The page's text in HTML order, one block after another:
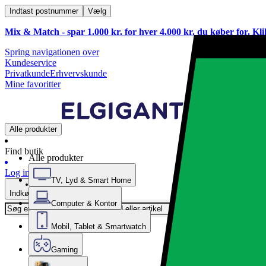
Indtast postnummer Vælg
Mix & Match - spar 1.000 kr. for hver 4.000 kr. du køber for.
Spring navigationen over
Kundeservice
PrivatkundeErhvervskunde
Mine favoritter
Alle produkter
Find butik
Log ind
Indkøbskurv
Alle produkter
TV, Lyd & Smart Home
Computer & Kontor
Mobil, Tablet & Smartwatch
Gaming